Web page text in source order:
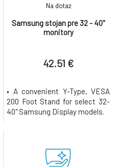
Samsung stojan pre 32 - 40"
monitory
Na dotaz
42.51 €
• A convenient Y-Type, VESA
200 Foot Stand for select 32-
40" Samsung Display models.